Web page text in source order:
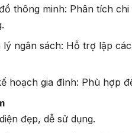
thông minh: Phân tích
lý ngân sách: Hỗ trợ lập
hoạch gia đình: Phù hợp
đẹp, dễ sử dụng.